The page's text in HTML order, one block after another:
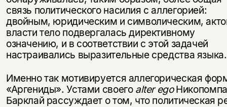
связь политического насилия с аллегорией:
двойным, юридическим и символическим,
власти тело подвергалась директивному
означению, и в соответствии с этой задачей
настраивались выразительные средства языка.
Именно так мотивируется аллегорическая
«Аргениды». Устами своего alter egoНикопомпа
Барклай рассуждает о том, что политическая
Раз в неделю мы отправляем рассылку
о книгах и событиях «НЛО».
За подписку дарим промокод на
скидку 15%
Я соглашаюсь сПолитикой конфиденциальности
Вы можете подписаться на
уведомления, и при поступлении книги
на склад получить письмо на указанный
электронный адрес.
Я соглашаюсь сПолитикой конфиденциальности
Эта книга
не предназначена для
несовершеннолетних
Скажите, пожалуйста,
вам уже исполнилось 18 лет?